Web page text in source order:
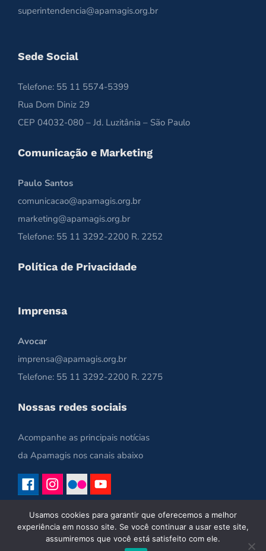
superintendencia@apamagis.org.br
Sede Social
Telefone: 55 11 5574-5399
Rua Dom Diniz 29
CEP 04032-080 – Jd. Luzitânia – São Paulo
Comunicação e Marketing
Paulo Santos
comunicacao@apamagis.org.br
marketing@apamagis.org.br
Telefone: 55 11 3292-2200 R. 2252
Política de Privacidade
Imprensa
Avocar
imprensa@apamagis.org.br
Telefone: 55 11 3292-2200 R. 2275
Nossas redes sociais
Acompanhe as principais notícias
da Apamagis nos canais abaixo
Usamos cookies para garantir que oferecemos a melhor
experiência em nosso site. Se você continuar a usar este site,
assumiremos que você está satisfeito com ele.